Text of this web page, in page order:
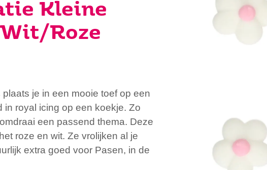
Kleine
Roze
je in een mooie toef op een
in royal icing op een koekje. Zo
een passend thema. Deze
roze en wit. Ze vrolijken al je
extra goed voor Pasen, in de